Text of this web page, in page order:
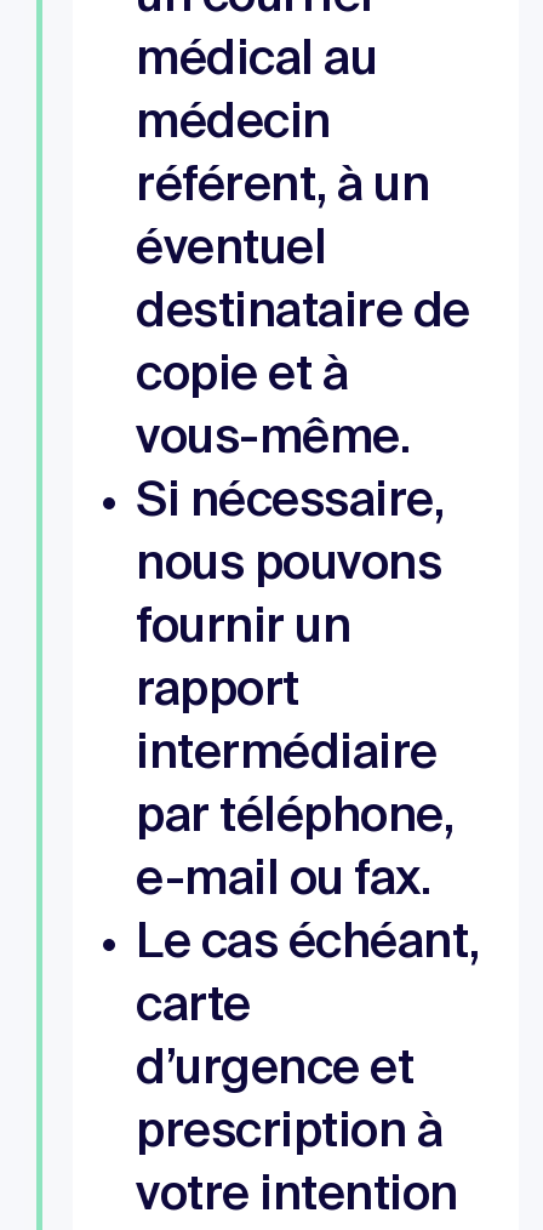
médical au
médecin
référent, à un
éventuel
destinataire de
copie et à
vous-même.
Si nécessaire,
nous pouvons
fournir un
rapport
intermédiaire
par téléphone,
e-mail ou fax.
Le cas échéant,
carte
d’urgence et
prescription à
votre intention